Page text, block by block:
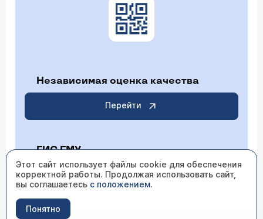
Независимая оценка качества
Перейти
ГИС ГМУ
Перейти
Этот сайт использует файлы cookie для обеспечения
корректной работы. Продолжая использовать сайт,
вы соглашаетесь с положением.
Понятно